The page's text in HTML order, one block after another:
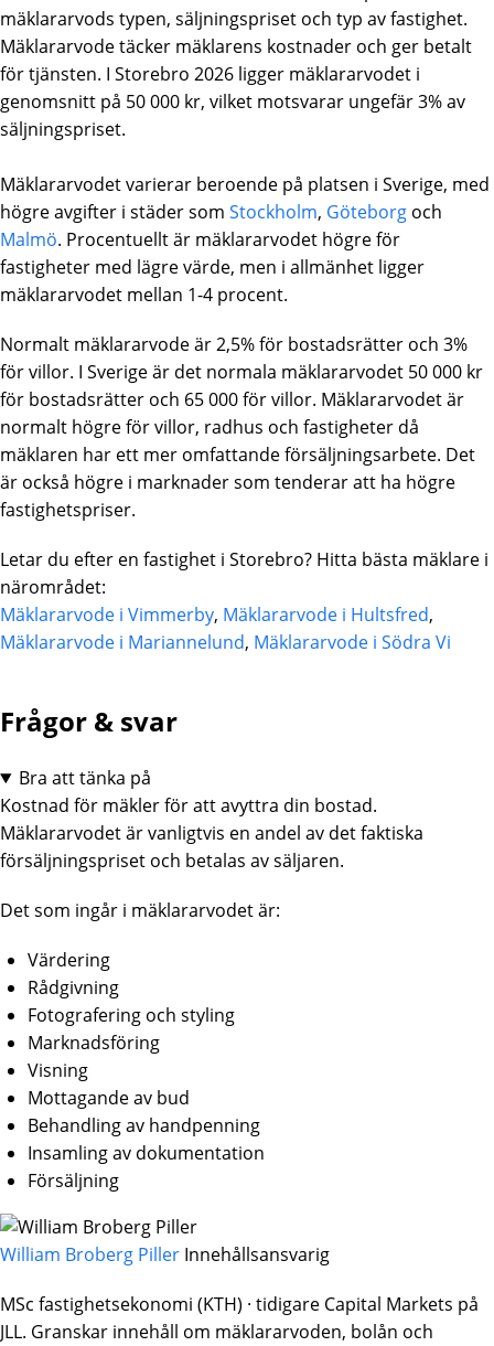
mäklararvods typen, säljningspriset och typ av fastighet.
Mäklararvode täcker mäklarens kostnader och ger betalt
för tjänsten. I Storebro 2026 ligger mäklararvodet i
genomsnitt på 50 000 kr, vilket motsvarar ungefär 3% av
säljningspriset.
Mäklararvodet varierar beroende på platsen i Sverige, med
högre avgifter i städer som Stockholm, Göteborg och
Malmö. Procentuellt är mäklararvodet högre för
fastigheter med lägre värde, men i allmänhet ligger
mäklararvodet mellan 1-4 procent.
Normalt mäklararvode är 2,5% för bostadsrätter och 3%
för villor. I Sverige är det normala mäklararvodet 50 000 kr
för bostadsrätter och 65 000 för villor. Mäklararvodet är
normalt högre för villor, radhus och fastigheter då
mäklaren har ett mer omfattande försäljningsarbete. Det
är också högre i marknader som tenderar att ha högre
fastighetspriser.
Letar du efter en fastighet i Storebro? Hitta bästa mäklare i
närområdet:
Mäklararvode i Vimmerby, Mäklararvode i Hultsfred,
Mäklararvode i Mariannelund, Mäklararvode i Södra Vi
Frågor & svar
Bra att tänka på
Kostnad för mäkler för att avyttra din bostad.
Mäklararvodet är vanligtvis en andel av det faktiska
försäljningspriset och betalas av säljaren.
Det som ingår i mäklararvodet är:
Värdering
Rådgivning
Fotografering och styling
Marknadsföring
Visning
Mottagande av bud
Behandling av handpenning
Insamling av dokumentation
Försäljning
William Broberg Piller Innehållsansvarig
MSc fastighetsekonomi (KTH) · tidigare Capital Markets på
JLL. Granskar innehåll om mäklararvoden, bolån och